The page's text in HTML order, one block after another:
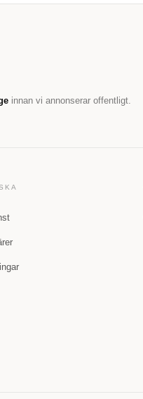
innan vi annonserar offentligt.